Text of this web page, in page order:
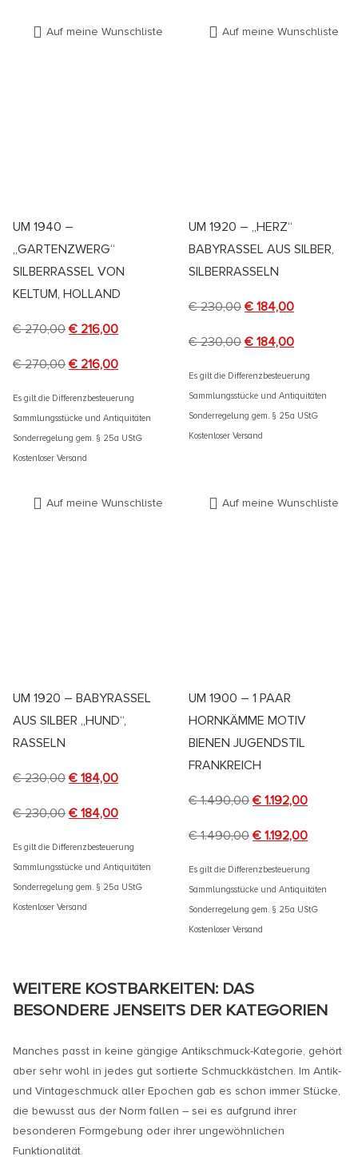
Auf meine Wunschliste
UM 1940 –
„GARTENZWERG“
SILBERRASSEL VON
KELTUM, HOLLAND
€270,00 € 216,00
€270,00 € 216,00
Es gilt die Differenzbesteuerung
Sammlungsstücke und Antiquitäten
Sonderregelung gem. § 25a UStG
Kostenloser Versand
Auf meine Wunschliste
UM 1920 – „HERZ“
BABYRASSEL AUS SILBER,
SILBERRASSELN
€230,00 € 184,00
€230,00 € 184,00
Es gilt die Differenzbesteuerung
Sammlungsstücke und Antiquitäten
Sonderregelung gem. § 25a UStG
Kostenloser Versand
Auf meine Wunschliste
UM 1920 – BABYRASSEL
AUS SILBER „HUND“,
RASSELN
€230,00 € 184,00
€230,00 € 184,00
Es gilt die Differenzbesteuerung
Sammlungsstücke und Antiquitäten
Sonderregelung gem. § 25a UStG
Kostenloser Versand
Auf meine Wunschliste
UM 1900 – 1 PAAR
HORNKÄMME MOTIV
BIENEN JUGENDSTIL
FRANKREICH
€1.490,00 € 1.192,00
€1.490,00 € 1.192,00
Es gilt die Differenzbesteuerung
Sammlungsstücke und Antiquitäten
Sonderregelung gem. § 25a UStG
Kostenloser Versand
WEITERE KOSTBARKEITEN: DAS
BESONDERE JENSEITS DER KATEGORIEN
Manches passt in keine gängige Antikschmuck-Kategorie, gehört
aber sehr wohl in jedes gut sortierte Schmuckkästchen. Im Antik-
und Vintageschmuck aller Epochen gab es schon immer Stücke,
die bewusst aus der Norm fallen – sei es aufgrund ihrer
besonderen Formgebung oder ihrer ungewöhnlichen
Funktionalität.